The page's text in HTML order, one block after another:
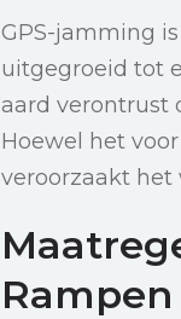
GPS-jamming
uitgegroeid tot
aard verontrust
Hoewel het
veroorzaakt
Rampen